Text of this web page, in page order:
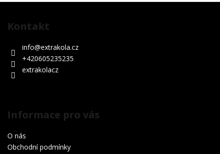
Kontakt
info@extrakola.cz
+420605235235
extrakolacz
Informace pro vás
O nás
Obchodní podmínky